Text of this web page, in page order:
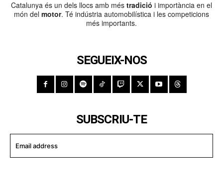
Catalunya és un dels llocs amb més tradició i importància en el
món del motor. Té indústria automobilística i les competicions
més importants.
SEGUEIX-NOS
SUBSCRIU-TE